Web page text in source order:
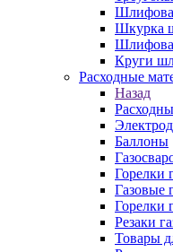
Шкурка
Круги
Расходные
Назад
Баллоны
Горелки
Газовые
Горелки
Резаки
Товары